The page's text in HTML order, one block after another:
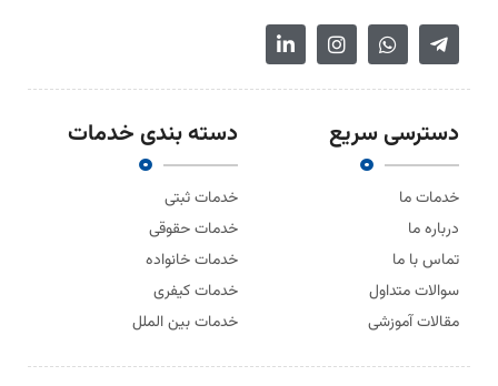
دسترسی سریع
خدمات ما
درباره ما
تماس با ما
سوالات متداول
مقالات آموزشی
دسته بندی خدمات
خدمات ثبتی
خدمات حقوقی
خدمات خانواده
خدمات کیفری
خدمات بین الملل